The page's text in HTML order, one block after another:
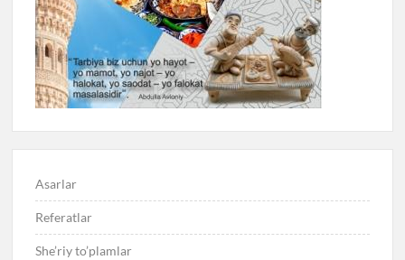
Asarlar
Referatlar
She’riy to’plamlar